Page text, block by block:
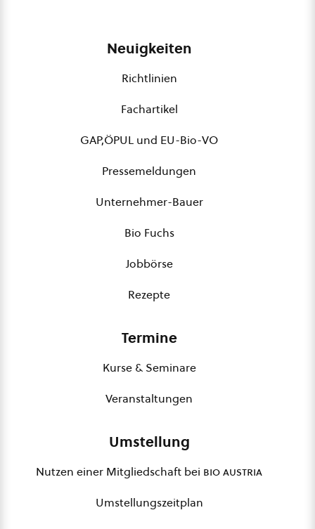
Neuigkeiten
Richtlinien
Fachartikel
GAP,ÖPUL und EU-Bio-VO
Pressemeldungen
Unternehmer-Bauer
Bio Fuchs
Jobbörse
Rezepte
Termine
Kurse & Seminare
Veranstaltungen
Umstellung
Nutzen einer Mitgliedschaft bei bio austria
Umstellungszeitplan